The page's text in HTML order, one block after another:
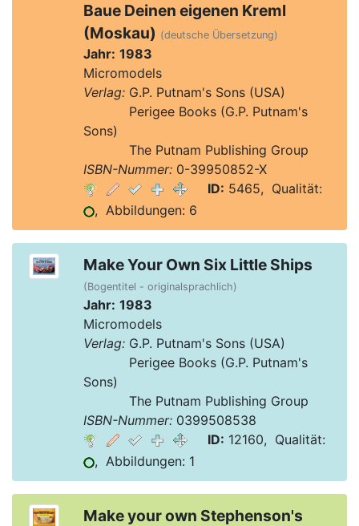
Baue Deinen eigenen Kreml
(Moskau) (deutsche Übersetzung)
Jahr: 1983
Micromodels
Verlag:G.P. Putnam's Sons (USA)
Perigee Books (G.P. Putnam's
Sons)
The Putnam Publishing Group
ISBN-Nummer:0-39950852-X
ID: 5465, Qualität:
, Abbildungen: 6
Make Your Own Six Little Ships
(Bogentitel - originalsprachlich)
Jahr: 1983
Micromodels
Verlag:G.P. Putnam's Sons (USA)
Perigee Books (G.P. Putnam's
Sons)
The Putnam Publishing Group
ISBN-Nummer:0399508538
ID: 12160, Qualität:
, Abbildungen: 1
Make your own Stephenson's